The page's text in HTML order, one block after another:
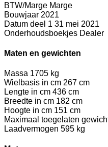
BTW/Marge Marge
Bouwjaar 2021
Datum deel 1 31 mei 2021
Onderhoudsboekjes Dealer
Maten en gewichten
Massa 1705 kg
Wielbasis in cm 267 cm
Lengte in cm 436 cm
Breedte in cm 182 cm
Hoogte in cm 151 cm
Maximaal toegelaten
Laadvermogen 595 kg